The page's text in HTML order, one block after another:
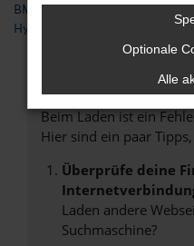
BMW
Hyundai
FEHLER:
Beim Laden ist ein
Hier sind ein paar
Überprüfe deine
Laden andere
Suchmaschine?
Optionale
Alle